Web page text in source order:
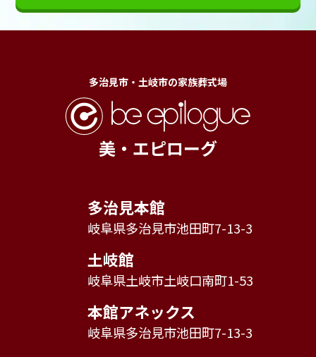
多治見市・土岐市の家族葬式場
美・エピローグ
多治見本館
岐阜県多治見市池田町7-13-3
土岐館
岐阜県土岐市土岐口南町1-53
本館アネックス
岐阜県多治見市池田町7-13-3